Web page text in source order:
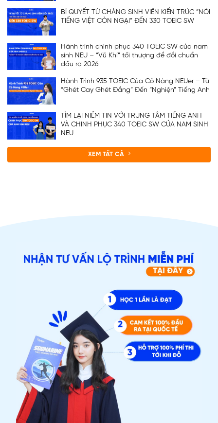
BÍ QUYẾT TỪ CHÀNG SINH VIÊN KIẾN TRÚC “NÓI
TIẾNG VIỆT CÒN NGẠI” ĐẾN 330 TOEIC SW
Hành trình chinh phục 340 TOEIC SW của nam
sinh NEU – “Vũ Khí” tối thượng để đổi chuẩn
đầu ra 2026
Hành Trình 935 TOEIC Của Cô Nàng NEUer – Từ
“Ghét Cay Ghét Đắng” Đến “Nghiện” Tiếng Anh
TÌM LẠI NIỀM TIN VỚI TRUNG TÂM TIẾNG ANH
VÀ CHINH PHỤC 340 TOEIC SW CỦA NAM SINH
NEU
XEM TẤT CẢ
ĐĂNG KÝ TƯ VẤN